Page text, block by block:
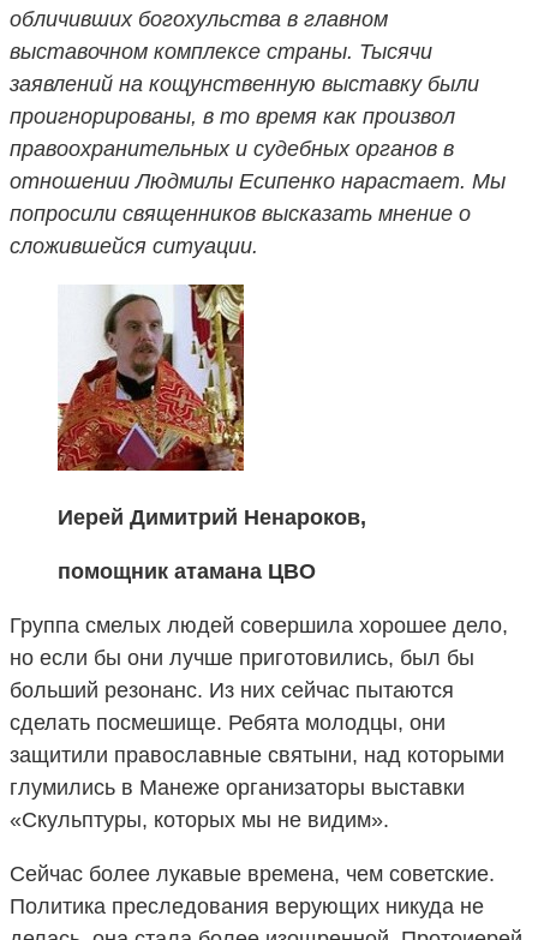
обличивших богохульства в главном
выставочном комплексе страны. Тысячи
заявлений на кощунственную выставку были
проигнорированы, в то время как произвол
правоохранительных и судебных органов в
отношении Людмилы Есипенко нарастает. Мы
попросили священников высказать мнение о
сложившейся ситуации.
Иерей Димитрий Ненароков,
помощник атамана ЦВО
Группа смелых людей совершила хорошее дело,
но если бы они лучше приготовились, был бы
больший резонанс. Из них сейчас пытаются
сделать посмешище. Ребята молодцы, они
защитили православные святыни, над которыми
глумились в Манеже организаторы выставки
«Скульптуры, которых мы не видим».
Сейчас более лукавые времена, чем советские.
Политика преследования верующих никуда не